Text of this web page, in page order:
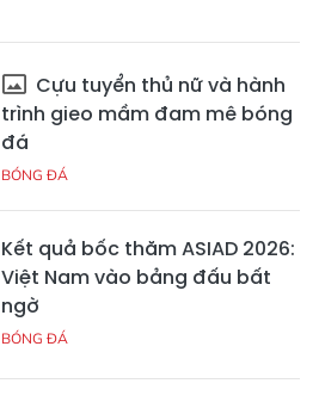
Cựu tuyển thủ nữ và hành
trình gieo mầm đam mê bóng
đá
BÓNG ĐÁ
Kết quả bốc thăm ASIAD 2026:
Việt Nam vào bảng đấu bất
ngờ
BÓNG ĐÁ